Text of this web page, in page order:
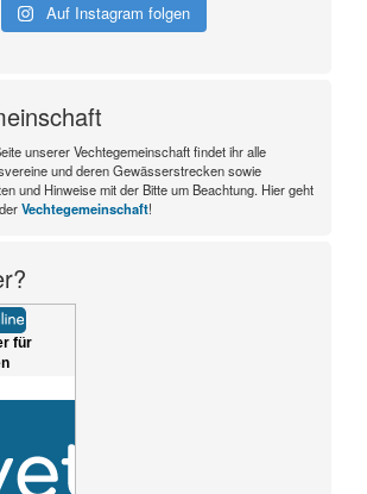
Auf Instagram folgen
unserer Vechtegemeinschaft findet ihr alle
und deren Gewässerstrecken sowie
und Hinweise mit der Bitte um Beachtung. Hier geht
Vechtegemeinschaft!
für